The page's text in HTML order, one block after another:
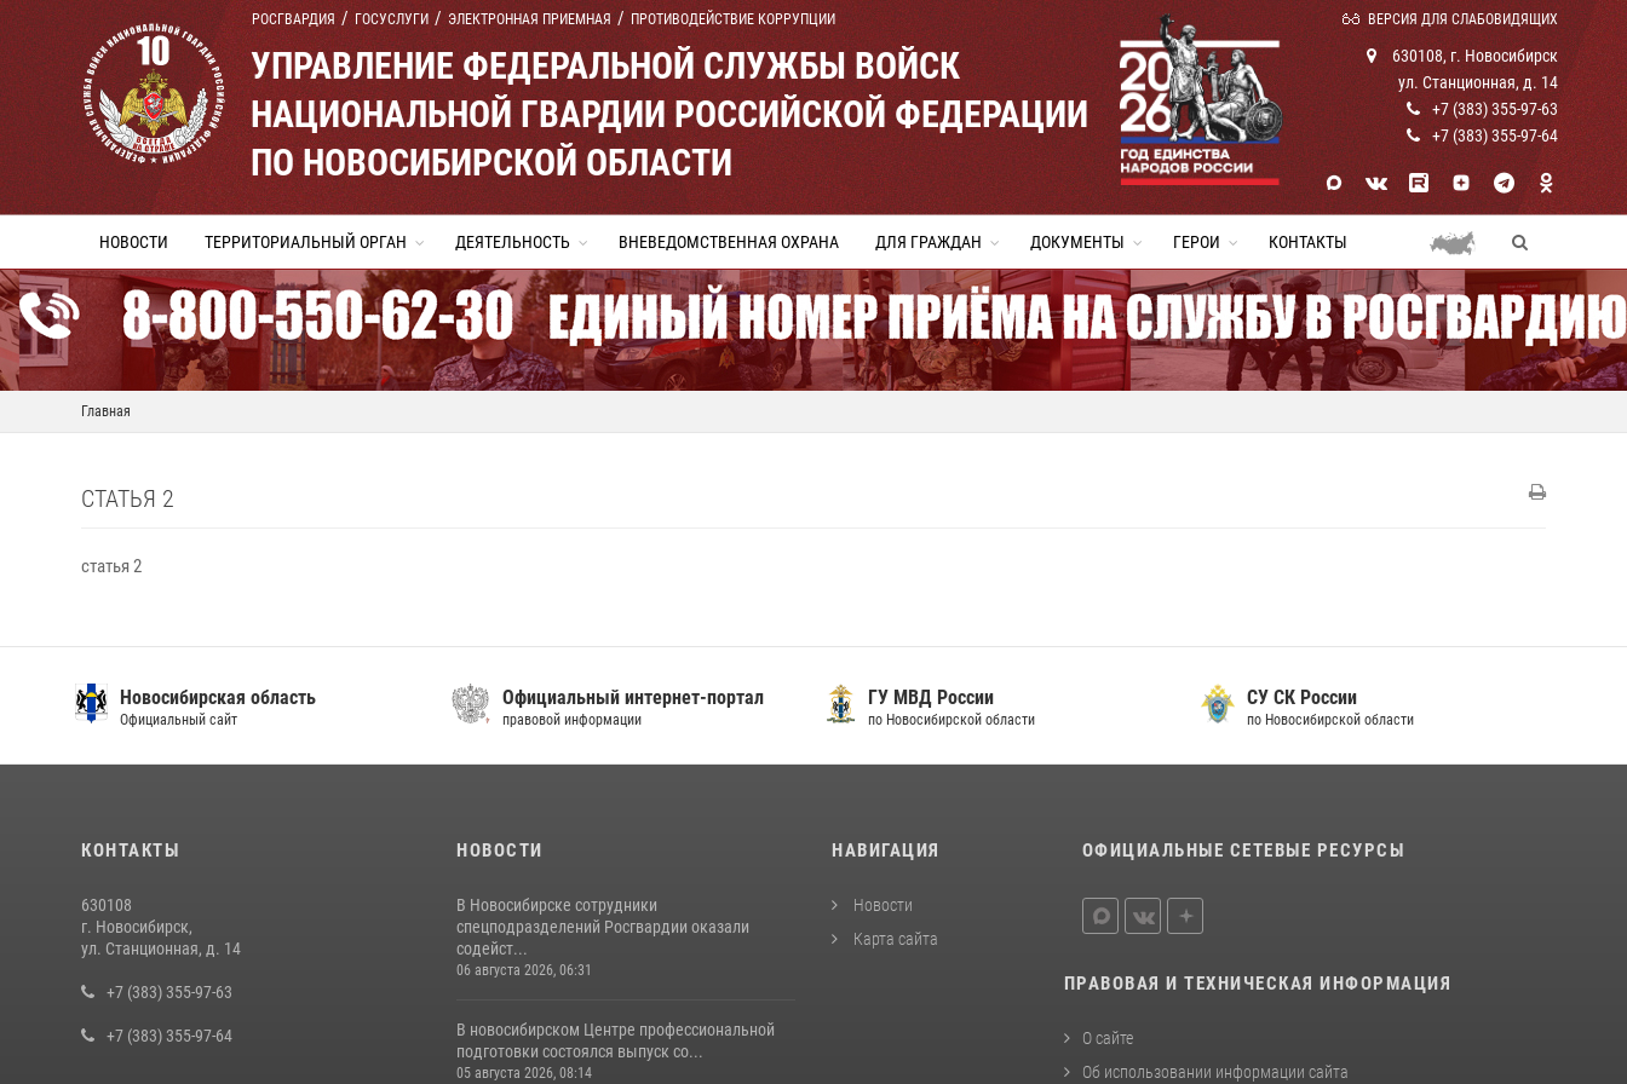
РОСГВАРДИЯ ГОСУСЛУГИ ЭЛЕКТРОННАЯ ПРИЕМНАЯ ПРОТИВОДЕЙСТВИЕ КОРРУПЦИИ ВЕРСИЯ ДЛЯ СЛАБОВИДЯЩИХ
УПРАВЛЕНИЕ ФЕДЕРАЛЬНОЙ СЛУЖБЫ ВОЙСК
НАЦИОНАЛЬНОЙ ГВАРДИИ РОССИЙСКОЙ ФЕДЕРАЦИИ
ПО НОВОСИБИРСКОЙ ОБЛАСТИ
630108, г. Новосибирск
ул. Станционная, д. 14
+7 (383) 355-97-63
+7 (383) 355-97-64
НОВОСТИ ТЕРРИТОРИАЛЬНЫЙ ОРГАН ДЕЯТЕЛЬНОСТЬ ВНЕВЕДОМСТВЕННАЯ ОХРАНА ДЛЯ ГРАЖДАН ДОКУМЕНТЫ ГЕРОИ КОНТАКТЫ
Главная
СТАТЬЯ 2
статья 2
Новосибирская область
Официальный сайт
Официальный интернет-портал
правовой информации
ГУ МВД России
по Новосибирской области
СУ СК России
по Новосибирской области
КОНТАКТЫ
630108
г. Новосибирск,
ул. Станционная, д. 14
+7 (383) 355-97-63
+7 (383) 355-97-64
НОВОСТИ
В Новосибирске сотрудники
спецподразделений Росгвардии оказали
содейст...
06 августа 2026, 06:31
В новосибирском Центре профессиональной
подготовки состоялся выпуск со...
05 августа 2026, 08:14
НАВИГАЦИЯ
Новости
Карта сайта
ОФИЦИАЛЬНЫЕ СЕТЕВЫЕ РЕСУРСЫ
ПРАВОВАЯ И ТЕХНИЧЕСКАЯ ИНФОРМАЦИЯ
О сайте
Об использовании информации сайта